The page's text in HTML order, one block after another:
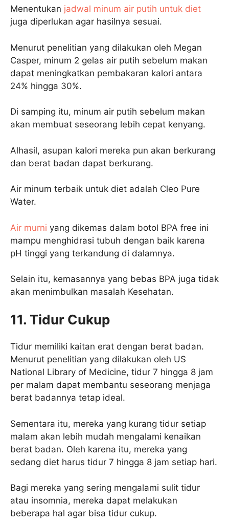
Menentukan jadwal minum air putih untuk diet
juga diperlukan agar hasilnya sesuai.
Menurut penelitian yang dilakukan oleh Megan
Casper, minum 2 gelas air putih sebelum makan
dapat meningkatkan pembakaran kalori antara
24% hingga 30%.
Di samping itu, minum air putih sebelum makan
akan membuat seseorang lebih cepat kenyang.
Alhasil, asupan kalori mereka pun akan berkurang
dan berat badan dapat berkurang.
Air minum terbaik untuk diet adalah Cleo Pure
Water.
Air murni yang dikemas dalam botol BPA free ini
mampu menghidrasi tubuh dengan baik karena
pH tinggi yang terkandung di dalamnya.
Selain itu, kemasannya yang bebas BPA juga tidak
akan menimbulkan masalah Kesehatan.
11. Tidur Cukup
Tidur memiliki kaitan erat dengan berat badan.
Menurut penelitian yang dilakukan oleh US
National Library of Medicine, tidur 7 hingga 8 jam
per malam dapat membantu seseorang menjaga
berat badannya tetap ideal.
Sementara itu, mereka yang kurang tidur setiap
malam akan lebih mudah mengalami kenaikan
berat badan. Oleh karena itu, mereka yang
sedang diet harus tidur 7 hingga 8 jam setiap hari.
Bagi mereka yang sering mengalami sulit tidur
atau insomnia, mereka dapat melakukan
beberapa hal agar bisa tidur cukup.